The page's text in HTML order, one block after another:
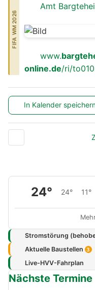
FIFA WM 2026
Amt
www.
online.de/ri/
In Kalender
24° 24° 11°
Stromstörung
Aktuelle Baustellen 3
Live-HVV-Fahrplan
Nächste Termine